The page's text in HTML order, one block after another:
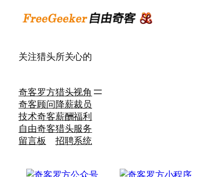
关注猎头所关心的
奇客罗方
奇客顾问
技术奇客
自由奇客
留言板
猎头视角
降薪裁员
薪酬福利
猎头服务
招聘系统